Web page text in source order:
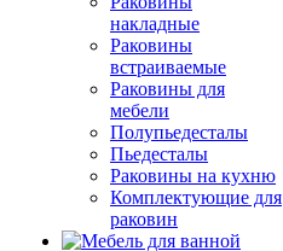
накладные
Раковины
встраиваемые
Раковины для
мебели
Полупьедесталы
Пьедесталы
Раковины на кухню
Комплектующие для
раковин